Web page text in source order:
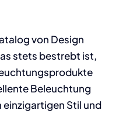
von Design
stets bestrebt ist,
Beleuchtung
einzigartigen Stil und